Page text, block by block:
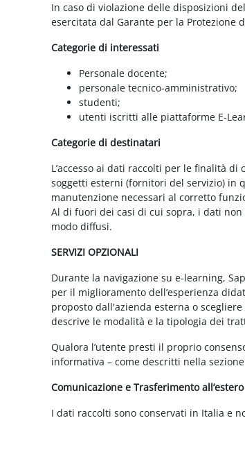
In caso di violazione delle disposizioni
esercitata dal Garante per la Protezione
Categorie di interessati
Personale docente;
personale tecnico-amministrativo;
studenti;
utenti iscritti alle piattaforme E-
Categorie di destinatari
L’accesso ai dati raccolti per le finalità
soggetti esterni (fornitori del servizio) in
manutenzione necessari al corretto
Al di fuori dei casi di cui sopra, i dati
modo diffusi.
SERVIZI OPZIONALI
Durante la navigazione su e-learning,
per il miglioramento dell’esperienza
proposto dall'azienda esterna o
descrive le modalità e la tipologia dei
Qualora l’utente presti il proprio
informativa – come descritti nella
Comunicazione e Trasferimento all’estero
I dati raccolti sono conservati in Italia e